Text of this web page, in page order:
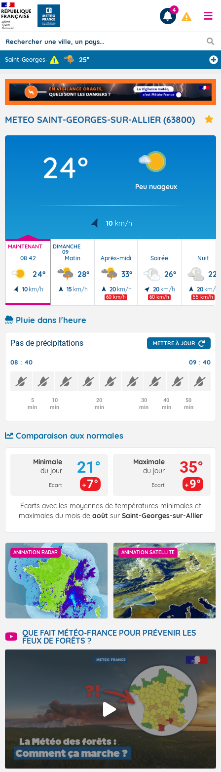
Prévisions
TOUS LES RÉSULTATS
Articles
4
Saint-Georges-s... 25°
METEO SAINT-GEORGES-SUR-ALLIER (63800)
24°
Peu nuageux
10 km/h
MAINTENANT
08:42
24°
10 km/h
DIMANCHE
09
Matin
28°
15 km/h
Après-midi
33°
20 km/h
60 km/h
Soirée
26°
20 km/h
60 km/h
Nuit
22°
20 km/h
55 km/h
Pluie dans l'heure
Pas de précipitations METTRE À JOUR
08 : 40 09 : 40
5
min
10
min
20
min
30
min
40
min
50
min
Comparaison aux normales
Minimale
du jour
Ecart
21°
7°
Maximale
du jour
Ecart
35°
9°
Écarts avec les moyennes de températures minimales et
maximales du mois de août sur Saint-Georges-sur-Allier
ANIMATION RADAR ANIMATION SATELLITE
QUE FAIT MÉTÉO-FRANCE POUR PRÉVENIR LES
FEUX DE FORÊTS ?